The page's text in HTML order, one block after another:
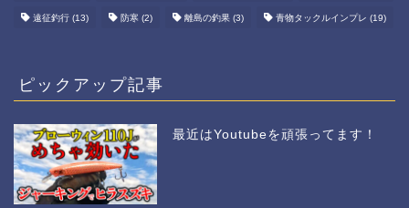
遠征釣行 (13) 防寒 (2) 離島の釣果 (3) 青物タックルインプレ (19)
ピックアップ記事
最近はYoutubeを頑張ってます！